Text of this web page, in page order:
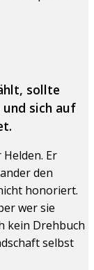
sollte
und sich auf
Er
den
honoriert.
wer sie
kein Drehbuch
selbst